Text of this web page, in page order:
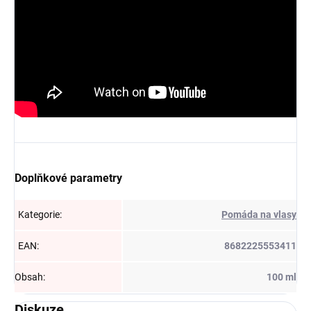
Doplňkové parametry
Kategorie: Pomáda na vlasy
EAN: 8682225553411
Obsah: 100 ml